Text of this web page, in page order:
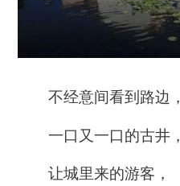
不经意间看到路边，
一口又一口的古井，
让城里来的游客，